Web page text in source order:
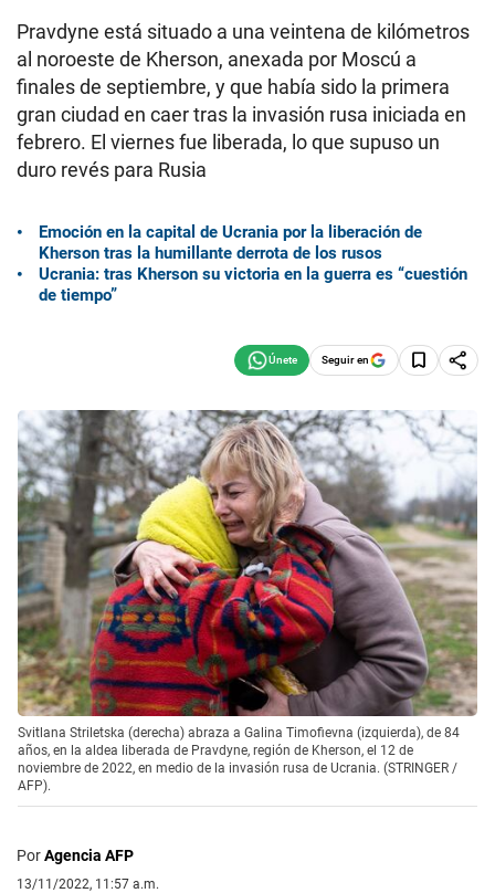
Pravdyne está situado a una veintena de kilómetros
al noroeste de Kherson, anexada por Moscú a
finales de septiembre, y que había sido la primera
gran ciudad en caer tras la invasión rusa iniciada en
febrero. El viernes fue liberada, lo que supuso un
duro revés para Rusia
Emoción en la capital de Ucrania por la liberación de
Kherson tras la humillante derrota de los rusos
Ucrania: tras Kherson su victoria en la guerra es “cuestión
de tiempo”
Seguir en
Svitlana Striletska (derecha) abraza a Galina Timofievna (izquierda), de 84
años, en la aldea liberada de Pravdyne, región de Kherson, el 12 de
noviembre de 2022, en medio de la invasión rusa de Ucrania. (STRINGER /
AFP).
PorAgencia AFP
13/11/2022, 11:57 a.m.